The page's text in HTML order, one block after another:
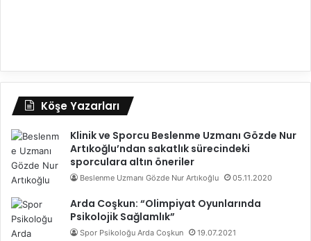
Köşe Yazarları
Klinik ve Sporcu Beslenme Uzmanı Gözde Nur
Artıkoğlu’ndan sakatlık sürecindeki
sporculara altın öneriler
Beslenme Uzmanı Gözde Nur Artıkoğlu 05.11.2020
Arda Coşkun: “Olimpiyat Oyunlarında
Psikolojik Sağlamlık”
Spor Psikoloğu Arda Coşkun 19.07.2021